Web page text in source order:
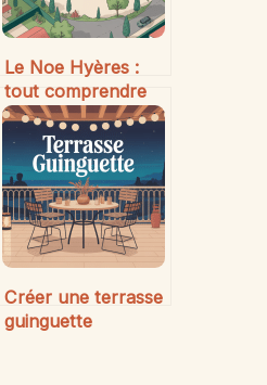
Le Noe Hyères :
tout comprendre
sur ce quartier et
ses spécificités
Créer une terrasse
guinguette